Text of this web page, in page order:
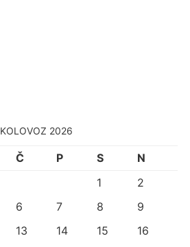
KOLOVOZ 2026
Č P S
N
1
2
6 7 8
9
13 14 15
16